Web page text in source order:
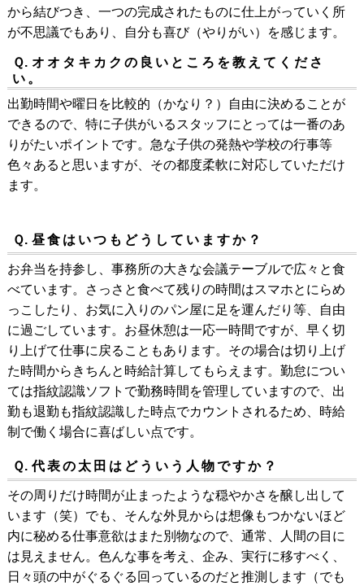
から結びつき、一つの完成されたものに仕上がっていく所
が不思議でもあり、自分も喜び（やりがい）を感じます。
Ｑ. オオタキカクの良いところを教えてくださ
い。
出勤時間や曜日を比較的（かなり？）自由に決めることが
できるので、特に子供がいるスタッフにとっては一番のあ
りがたいポイントです。急な子供の発熱や学校の行事等
色々あると思いますが、その都度柔軟に対応していただけ
ます。
Ｑ. 昼食はいつもどうしていますか？
お弁当を持参し、事務所の大きな会議テーブルで広々と食
べています。さっさと食べて残りの時間はスマホとにらめ
っこしたり、お気に入りのパン屋に足を運んだり等、自由
に過ごしています。お昼休憩は一応一時間ですが、早く切
り上げて仕事に戻ることもあります。その場合は切り上げ
た時間からきちんと時給計算してもらえます。勤怠につい
ては指紋認識ソフトで勤務時間を管理していますので、出
勤も退勤も指紋認識した時点でカウントされるため、時給
制で働く場合に喜ばしい点です。
Ｑ. 代表の太田はどういう人物ですか？
その周りだけ時間が止まったような穏やかさを醸し出して
います（笑）でも、そんな外見からは想像もつかないほど
内に秘める仕事意欲はまた別物なので、通常、人間の目に
は見えません。色んな事を考え、企み、実行に移すべく、
日々頭の中がぐるぐる回っているのだと推測します（でも